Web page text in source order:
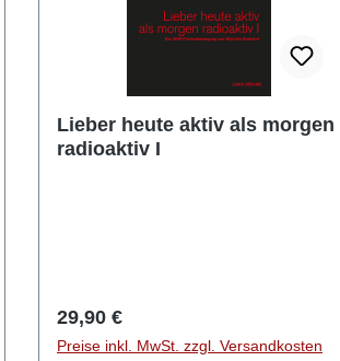
Lieber heute aktiv als morgen
radioaktiv I
Regulärer Preis:
29,90 €
Preise inkl. MwSt. zzgl. Versandkosten